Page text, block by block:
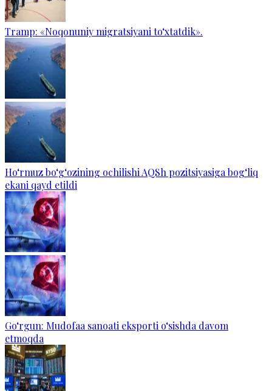
Tramp: «Noqonuniy migratsiyani to‘xtatdik».
Ho‘rmuz bo‘g‘ozining ochilishi AQSh pozitsiyasiga bog‘liq
ekani qayd etildi
Go‘rgun: Mudofaa sanoati eksporti o‘sishda davom
etmoqda